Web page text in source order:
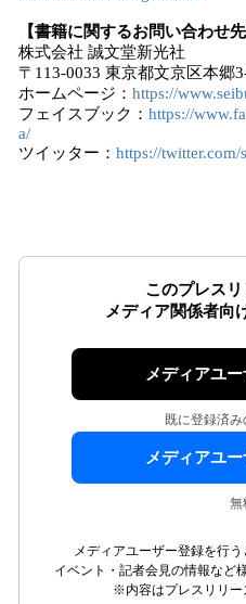
【書籍に関するお問い合わせ先
株式会社 誠文堂新光社
〒113-0033 東京都文京区本郷
ホームページ： https://
フェイスブック： https://
a/
ツイッター： https://twitter.com/
このプレスリ
メディア関係者向
メディアユ
既に登録済
メディアユ
無
メディアユーザー登録を行
イベント・記者会見の情報など
※内容はプレスリリー